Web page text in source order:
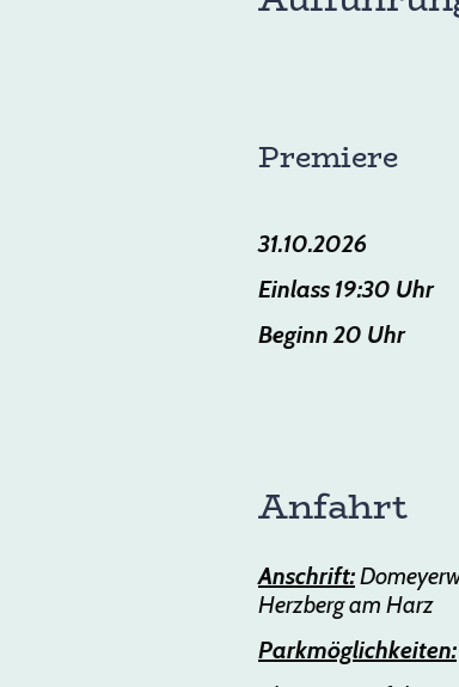
Premiere
31.10.2026
Einlass 19:30 Uhr
Beginn 20 Uhr
Anfahrt
Anschrift:
Herzberg am Harz
Parkmöglichkeiten: